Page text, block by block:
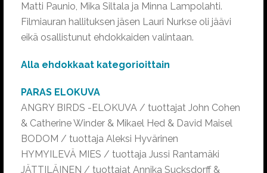
Matti Paunio, Mika Siltala ja Minna Lampolahti.
Filmiauran hallituksen jäsen Lauri Nurkse oli jäävi
eikä osallistunut ehdokkaiden valintaan.
Alla ehdokkaat kategorioittain
PARAS ELOKUVA
ANGRY BIRDS -ELOKUVA / tuottajat John Cohen
& Catherine Winder & Mikael Hed & David Maisel
BODOM / tuottaja Aleksi Hyvärinen
HYMYILEVÄ MIES / tuottaja Jussi Rantamäki
JÄTTILÄINEN / tuottajat Annika Sucksdorff &